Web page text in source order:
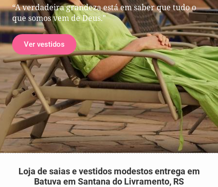
“A verdadeira grandeza está em saber que tudo o
que somos vem de Deus."
Ver vestidos
Loja de saias e vestidos modestos entrega em
Batuva em Santana do Livramento, RS